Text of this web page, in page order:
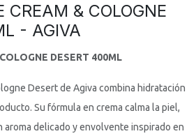
CREAM & COLOGNE
- AGIVA
DESERT 400ML
Desert de Agiva combina hidratación
Su fórmula en crema calma la piel,
aroma delicado y envolvente inspirado en